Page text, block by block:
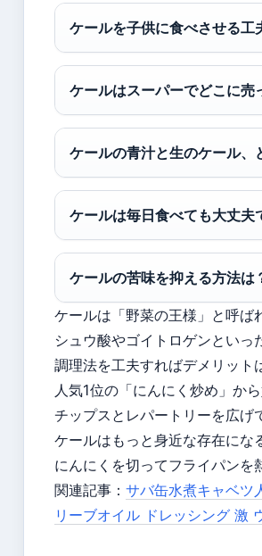
ケールを子供に食べさせる工
ケールはスーパーでどこに売
ケールの青汁と生のケール
ケールは毎日食べても大丈夫
ケールの苦味を抑える方法は
ケールは「野菜の王様」と呼ば
シュウ酸やゴイトロゲンとい
調理法を工夫すればデメリット
人気1位の「にんにく炒め」か
チップスとレパートリーを広げ
ケールはもっと身近な存在にな
にんにくを切ってフライパン
関連記事： サバ缶水煮キャベツ
リーブオイル ドレッシング 激